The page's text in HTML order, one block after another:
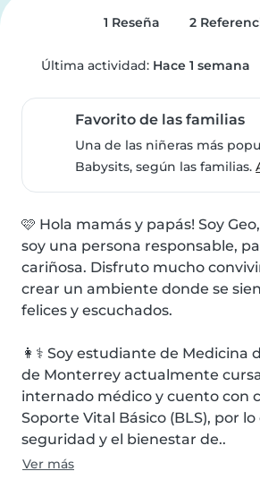
1 Reseña 2
Última actividad: Hace 1 semana
Favorito de las familias
Una de las niñeras más
Babysits, según las familias.
🩷 Hola mamás y papás! Soy
soy una persona responsable,
cariñosa. Disfruto mucho
crear un ambiente donde se
felices y escuchados.
👩⚕️ Soy estudiante de Medicina
de Monterrey actualmente
internado médico y cuento con
Soporte Vital Básico (BLS), por lo
seguridad y el bienestar de..
Ver más